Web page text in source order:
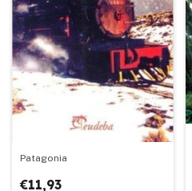
Patagonia
€11,93